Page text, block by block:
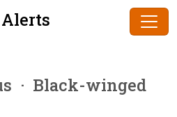
· Black-winged